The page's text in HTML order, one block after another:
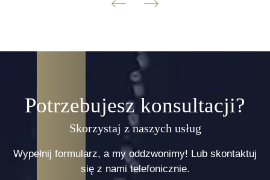
Potrzebujesz konsultacji?
Skorzystaj z naszych usług
Wypełnij formularz, a my oddzwonimy! Lub skontaktuj
się z nami telefonicznie.